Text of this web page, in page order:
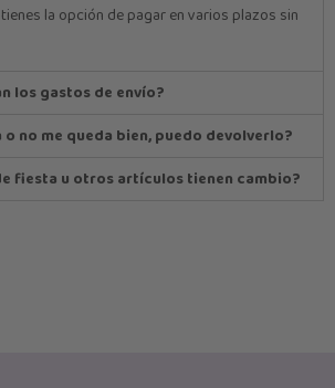
la opción de pagar en varios plazos sin
los gastos de envío?
o no me queda bien, puedo devolverlo?
fiesta u otros artículos tienen cambio?